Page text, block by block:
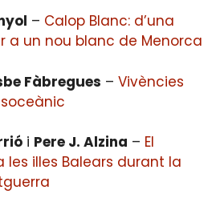
– Calop Blanc: d’una
a un nou blanc de Menorca
Fàbregues – Vivències
i Pere J. Alzina – El
illes Balears durant la